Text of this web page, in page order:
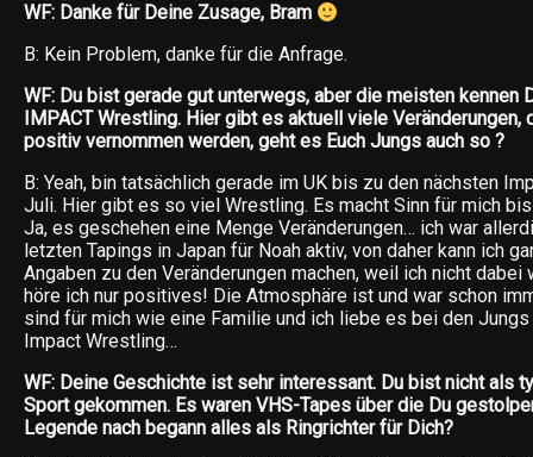
WF: Danke für Deine Zusage, Bram
B: Kein Problem, danke für die Anfrage.
WF: Du bist gerade gut unterwegs, aber die meisten kennen
IMPACT Wrestling. Hier gibt es aktuell viele Veränderungen,
positiv vernommen werden, geht es Euch Jungs auch so ?
B: Yeah, bin tatsächlich gerade im UK bis zu den nächsten
Juli. Hier gibt es so viel Wrestling. Es macht Sinn für mich
Ja, es geschehen eine Menge Veränderungen… ich war
letzten Tapings in Japan für Noah aktiv, von daher kann ich
Angaben zu den Veränderungen machen, weil ich nicht dabei
höre ich nur positives! Die Atmosphäre ist und war schon
sind für mich wie eine Familie und ich liebe es bei den
Impact Wrestling…
WF: Deine Geschichte ist sehr interessant. Du bist nicht als
Sport gekommen. Es waren VHS-Tapes über die Du
Legende nach begann alles als Ringrichter für Dich?